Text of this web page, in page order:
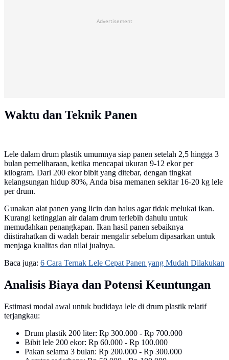
Advertisement
Waktu dan Teknik Panen
Lele dalam drum plastik umumnya siap panen setelah 2,5 hingga 3
bulan pemeliharaan, ketika mencapai ukuran 9-12 ekor per
kilogram. Dari 200 ekor bibit yang ditebar, dengan tingkat
kelangsungan hidup 80%, Anda bisa memanen sekitar 16-20 kg lele
per drum.
Gunakan alat panen yang licin dan halus agar tidak melukai ikan.
Kurangi ketinggian air dalam drum terlebih dahulu untuk
memudahkan penangkapan. Ikan hasil panen sebaiknya
diistirahatkan di wadah berair mengalir sebelum dipasarkan untuk
menjaga kualitas dan nilai jualnya.
Baca juga: 6 Cara Ternak Lele Cepat Panen yang Mudah Dilakukan
Analisis Biaya dan Potensi Keuntungan
Estimasi modal awal untuk budidaya lele di drum plastik relatif
terjangkau:
Drum plastik 200 liter: Rp 300.000 - Rp 700.000
Bibit lele 200 ekor: Rp 60.000 - Rp 100.000
Pakan selama 3 bulan: Rp 200.000 - Rp 300.000